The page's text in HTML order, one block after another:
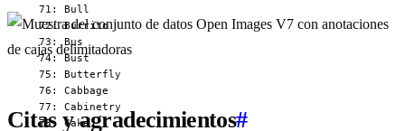
Citas y agradecimientos#